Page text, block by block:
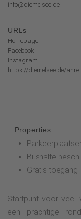
info@diemelsee.de
URLs
Homepage
Facebook
Instagram
https://diemelsee.de/
Properties:
Bushalte
Gratis toegang
Startpunt voor veel
een prachtige